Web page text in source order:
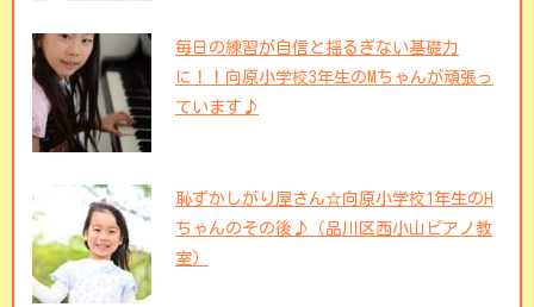
毎日の練習が自信と揺るぎない基礎力
に！！向原小学校3年生のMちゃんが頑張っ
ています♪
恥ずかしがり屋さん☆向原小学校1年生のH
ちゃんのその後♪（品川区西小山ピアノ教
室）